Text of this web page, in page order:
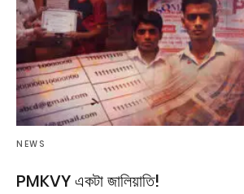
NEWS
PMKVY একটা জালিয়াতি!